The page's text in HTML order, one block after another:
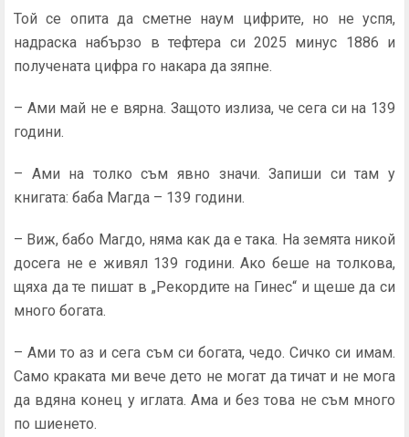
Той се опита да сметне наум цифрите, но не успя,
надраска набързо в тефтера си 2025 минус 1886 и
получената цифра го накара да зяпне.
– Ами май не е вярна. Защото излиза, че сега си на 139
години.
– Ами на толко съм явно значи. Запиши си там у
книгата: баба Магда – 139 години.
– Виж, бабо Магдо, няма как да е така. На земята никой
досега не е живял 139 години. Ако беше на толкова,
щяха да те пишат в „Рекордите на Гинес“ и щеше да си
много богата.
– Ами то аз и сега съм си богата, чедо. Сичко си имам.
Само краката ми вече дето не могат да тичат и не мога
да вдяна конец у иглата. Ама и без това не съм много
по шиенето.